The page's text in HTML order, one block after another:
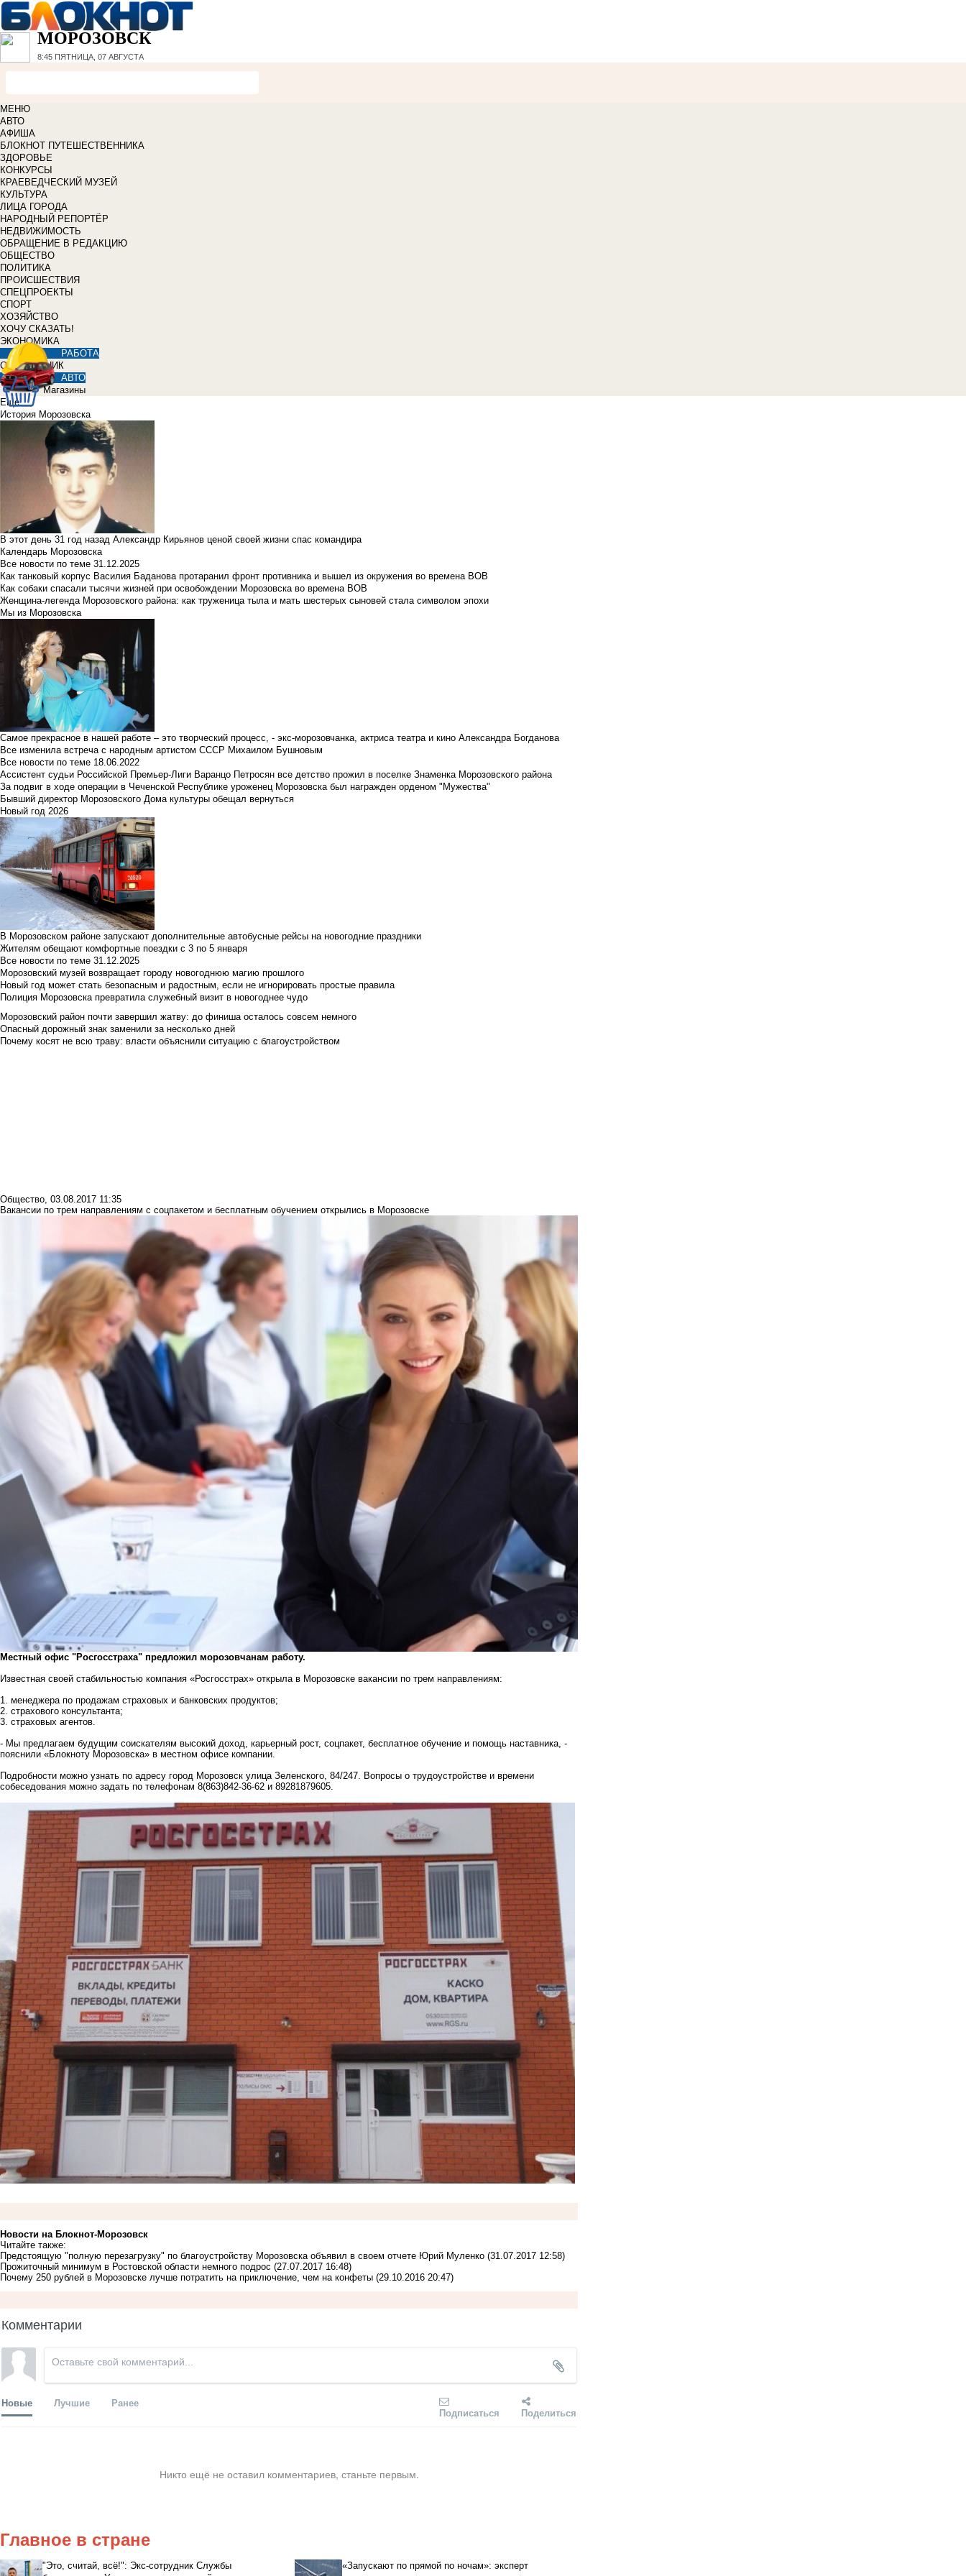
МОРОЗОВСК
8:45 ПЯТНИЦА, 07 АВГУСТА
МЕНЮ
АВТО
АФИША
БЛОКНОТ ПУТЕШЕСТВЕННИКА
ЗДОРОВЬЕ
КОНКУРСЫ
КРАЕВЕДЧЕСКИЙ МУЗЕЙ
КУЛЬТУРА
ЛИЦА ГОРОДА
НАРОДНЫЙ РЕПОРТЁР
НЕДВИЖИМОСТЬ
ОБРАЩЕНИЕ В РЕДАКЦИЮ
ОБЩЕСТВО
ПОЛИТИКА
ПРОИСШЕСТВИЯ
СПЕЦПРОЕКТЫ
СПОРТ
ХОЗЯЙСТВО
ХОЧУ СКАЗАТЬ!
ЭКОНОМИКА
РАБОТА
СПРАВОЧНИК
АВТО
Магазины
Еще
История Морозовска
В этот день 31 год назад Александр Кирьянов ценой своей жизни спас командира
Календарь Морозовска
Все новости по теме 31.12.2025
Как танковый корпус Василия Баданова протаранил фронт противника и вышел из окружения во времена ВОВ
Как собаки спасали тысячи жизней при освобождении Морозовска во времена ВОВ
Женщина-легенда Морозовского района: как труженица тыла и мать шестерых сыновей стала символом эпохи
Мы из Морозовска
Самое прекрасное в нашей работе – это творческий процесс, - экс-морозовчанка, актриса театра и кино Александра Богданова
Все изменила встреча с народным артистом СССР Михаилом Бушновым
Все новости по теме 18.06.2022
Ассистент судьи Российской Премьер-Лиги Варанцо Петросян все детство прожил в поселке Знаменка Морозовского района
За подвиг в ходе операции в Чеченской Республике уроженец Морозовска был награжден орденом "Мужества"
Бывший директор Морозовского Дома культуры обещал вернуться
Новый год 2026
В Морозовском районе запускают дополнительные автобусные рейсы на новогодние праздники
Жителям обещают комфортные поездки с 3 по 5 января
Все новости по теме 31.12.2025
Морозовский музей возвращает городу новогоднюю магию прошлого
Новый год может стать безопасным и радостным, если не игнорировать простые правила
Полиция Морозовска превратила служебный визит в новогоднее чудо
Морозовский район почти завершил жатву: до финиша осталось совсем немного
Опасный дорожный знак заменили за несколько дней
Почему косят не всю траву: власти объяснили ситуацию с благоустройством
Общество, 03.08.2017 11:35
Вакансии по трем направлениям с соцпакетом и бесплатным обучением открылись в Морозовске
Местный офис "Росгосстраха" предложил морозовчанам работу.
Известная своей стабильностью компания «Росгосстрах» открыла в Морозовске вакансии по трем направлениям:
1. менеджера по продажам страховых и банковских продуктов;
2. страхового консультанта;
3. страховых агентов.
- Мы предлагаем будущим соискателям высокий доход, карьерный рост, соцпакет, бесплатное обучение и помощь наставника, -
пояснили «Блокноту Морозовска» в местном офисе компании.
Подробности можно узнать по адресу город Морозовск улица Зеленского, 84/247. Вопросы о трудоустройстве и времени
собеседования можно задать по телефонам 8(863)842-36-62 и 89281879605.
Новости на Блoкнoт-Морозовск
Читайте также:
Предстоящую "полную перезагрузку" по благоустройству Морозовска объявил в своем отчете Юрий Муленко (31.07.2017 12:58)
Прожиточный минимум в Ростовской области немного подрос (27.07.2017 16:48)
Почему 250 рублей в Морозовске лучше потратить на приключение, чем на конфеты (29.10.2016 20:47)
Комментарии
Новые Лучшие Ранее
Подписаться Поделиться
Никто ещё не оставил комментариев, станьте первым.
Главное в стране
"Это, считай, всё!": Экс-сотрудник Службы
«Запускают по прямой по ночам»: эксперт